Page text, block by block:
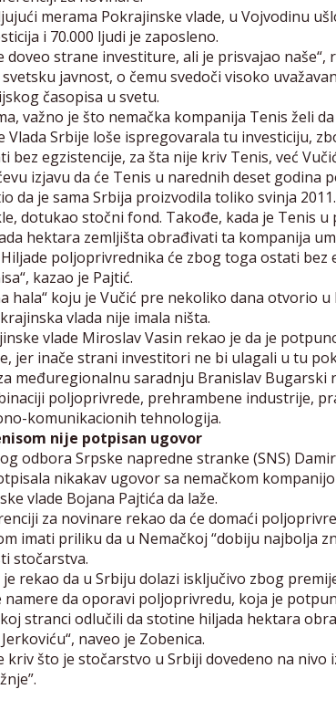
merama Pokrajinske vlade, u Vojvodinu
i 70.000 ljudi je zaposleno.
doveo strane investiture, ali je prisvajao naše“,
javnost, o čemu svedoči visoko
časopisa u svetu.
važno je što nemačka kompanija Tenis želi
Srbije loše ispregovarala tu investiciju,
egzistencije, za šta nije kriv Tenis, već
izjavu da će Tenis u narednih deset godina
da je sama Srbija proizvodila toliko svinja
dotukao stočni fond. Takođe, kada je Tenis
hektara zemljišta obrađivati ta kompanija
poljoprivrednika će zbog toga ostati bez
kazao je Pajtić.
hala“ koju je Vučić pre nekoliko dana otvorio u
vlada nije imala ništa.
vlade Miroslav Vasin rekao je da je
jer inače strani investitori ne bi ulagali u tu
međuregionalnu saradnju Branislav Bugarski
poljoprivrede, prehrambene industrije,
komunikacionih tehnologija.
nije potpisan ugovor
odbora Srpske napredne stranke (SNS)
nikakav ugovor sa nemačkom
vlade Bojana Pajtića da laže.
za novinare rekao da će domaći
imati priliku da u Nemačkoj “dobiju najbolja
stočarstva.
rekao da u Srbiju dolazi isključivo zbog
namere da oporavi poljoprivredu, koja je
stranci odlučili da stotine hiljada hektara
naveo je Zobenica.
kriv što je stočarstvo u Srbiji dovedeno na nivo